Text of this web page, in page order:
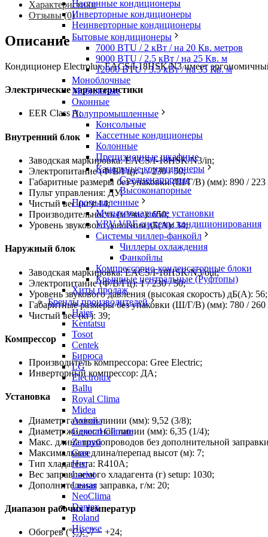
Настенные кондиционеры
Инверторные кондиционеры
Неинверторные кондиционеры
Бытовые кондиционеры
7000 BTU / 2 кВт / на 20 Кв. метров
9000 BTU / 2.5 кВт / на 25 Кв. м
12000 BTU / 3.5 кВт / на 35 Кв. м
Моноблочные
Мобильные
Оконные
Полупромышленные
Консольные
Кассетные кондиционеры
Колонные
Прецизионные шкафные
Канальные кондиционеры
Средненапорные
Высоконапорные
Промышленные
Мультизональные установки
VRV VRF системы кондиционирования
Системы чиллер-фанкойл
Чиллеры охлаждения
Фанкойлы
Компрессорно-конденсаторные блоки
Крышные центральные (Руфтопы)
Хиты продаж
Бренды производителей
Haier
Kentatsu
Tosot
Centek
Бирюса
LG
Electrolux
Ballu
Royal Clima
Midea
Axioma
General Climate
Zanussi
Gree
Hec
Loriot
Lessar
NeoClima
Dantex
Roland
Hisense
Характеристики
Отзывы (0)
Описание
Кондиционер Electrolux EACS/I-18HSK/N3 имеет
Электрические характеристики
EER Class A;
Внутренний блок
Заводская маркировка: EACS/I-18HSK/N3/in;
Электропитание (Ф/В/Гц): 1 / 230 / 50;
Габаритные размеры без упаковки (Ш/Г/В) (мм): 890 / 223
Пульт управления: ДУ;
Чистый вес (кг): 14;
Производительность (м³/час): 650;
Уровень звукового давления дБ(А): 34;
Наружный блок
Заводская маркировка: EACS/I-18HSK/N3/out;
Электропитание (Ф/В/Гц): 1 / 230 / 50;
Уровень звукового давления (высокая скорость) дБ(А): 56;
Габаритные размеры без упаковки (Ш/Г/В) (мм): 780 / 260
Чистый вес (кг): 39;
Компрессор
Производитель компрессора: Gree Electric;
Инверторный компрессор: ДА;
Установка
Диаметр газовой линии (мм): 9,52 (3/8);
Диаметр жидкостной линии (мм): 6,35 (1/4);
Макс. длина трубопроводов без дополнительной
Максимальная длина/перепад высот (м): 7;
Тип хладагента: R410A;
Вес заправляемого хладагента (г) setup: 1030;
Дополнительная заправка, г/м: 20;
Диапазон рабочих температур
Обогрев (°С): -7 ~ +24;